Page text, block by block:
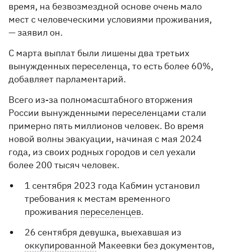
время, на безвозмездной основе очень мало
мест с человеческими условиями проживания,
— заявил он.
С марта выплат были лишены два третьих
вынужденных переселенца, то есть более 60%,
добавляет парламентарий.
Всего из-за полномасштабного вторжения
России вынужденными переселенцами стали
примерно пять миллионов человек. Во время
новой волны эвакуации, начиная с мая 2024
года, из своих родных городов и сел уехали
более 200 тысяч человек.
1 сентября 2023 года Кабмин установил
требования к местам временного
проживания переселенцев.
26 сентября девушка, выехавшая из
оккупированной Макеевки без документов,